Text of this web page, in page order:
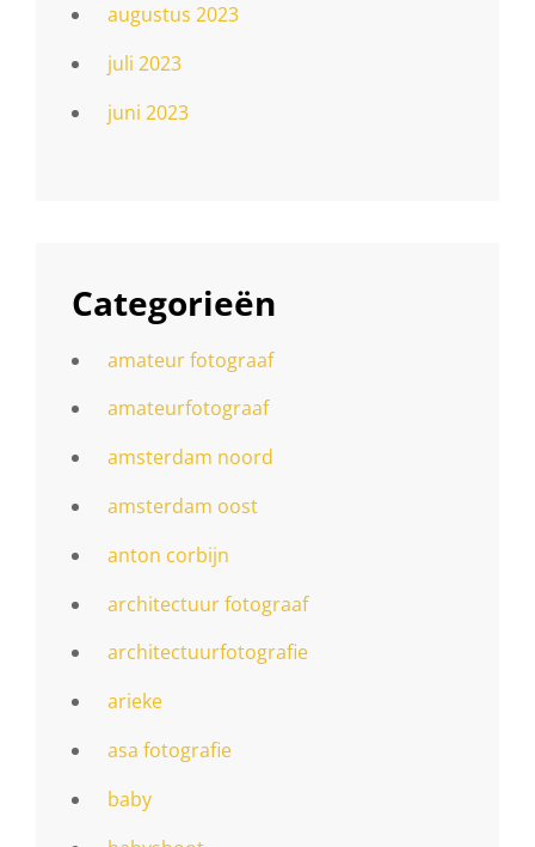
augustus 2023
juli 2023
juni 2023
Categorieën
amateur fotograaf
amateurfotograaf
amsterdam noord
amsterdam oost
anton corbijn
architectuur fotograaf
architectuurfotografie
arieke
asa fotografie
baby